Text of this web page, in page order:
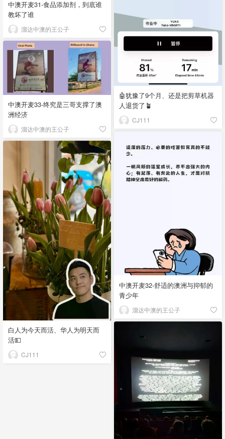
🤖犹豫了9个月、还是把剪草机器
人退货了🪴
CJ111
中澳开麦31-食品添加剂，到底谁
教坏了谁
溜达中澳的王公子
中澳开麦33-终究是三哥支撑了澳
洲经济
溜达中澳的王公子
中澳开麦32-舒适的澳洲与抑郁的
青少年
溜达中澳的王公子
白人为今天而活、华人为明天而
活💵
CJ111